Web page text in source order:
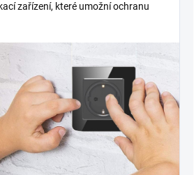
zařízení, které umožní ochranu